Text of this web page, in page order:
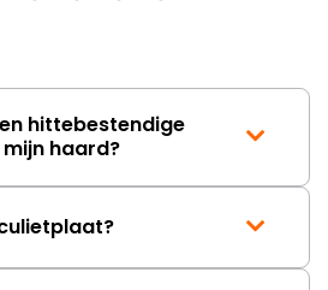
hittebestendige
haard?